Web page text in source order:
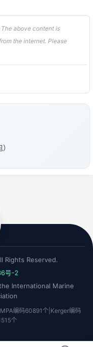
The above content is
the internet. Please
Rights Reserved.
号-2
International Marine
编码60891个|Kerger编码
个